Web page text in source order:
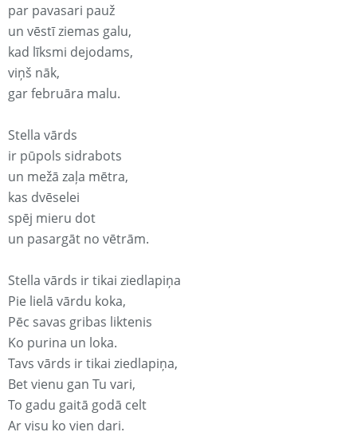
par pavasari pauž
un vēstī ziemas galu,
kad līksmi dejodams,
viņš nāk,
gar februāra malu.
Stella vārds
ir pūpols sidrabots
un mežā zaļa mētra,
kas dvēselei
spēj mieru dot
un pasargāt no vētrām.
Stella vārds ir tikai ziedlapiņa
Pie lielā vārdu koka,
Pēc savas gribas liktenis
Ko purina un loka.
Tavs vārds ir tikai ziedlapiņa,
Bet vienu gan Tu vari,
To gadu gaitā godā celt
Ar visu ko vien dari.